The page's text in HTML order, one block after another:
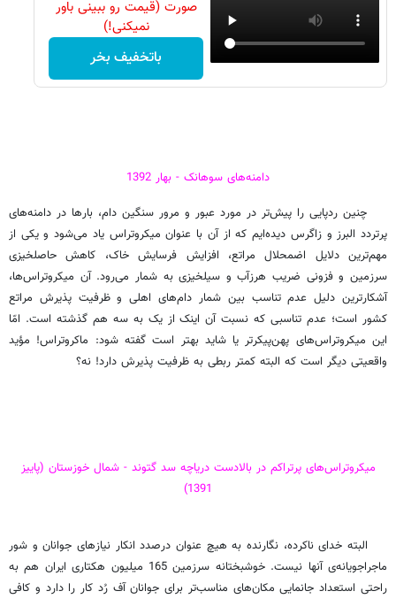
صورت (قیمت رو ببینی باور
نمیکنی!)
باتخفیف بخر
دامنه‌های سوهانک - بهار 1392
چنین ردپایی را پیش‌تر در مورد عبور و مرور سنگین دام، بارها در دامنه‌های
پرتردد البرز و زاگرس دیده‌ایم که از آن با عنوان میکروتراس یاد می‌شود و یکی از
مهم‌ترین دلایل اضمحلال مراتع، افزایش فرسایش خاک، کاهش حاصلخیزی
سرزمین و فزونی ضریب هرزآب و سیلخیزی به شمار می‌رود. آن میکروتراس‌ها،
آشکارترین دلیل عدم تناسب بین شمار دام‌های اهلی و ظرفیت پذیرش مراتع
کشور است؛ عدم تناسبی که نسبت آن اینک از یک به سه هم گذشته است. امّا
این میکروتراس‌های پهن‌پیکرتر یا شاید بهتر است گفته شود: ماکروتراس! مؤید
واقعیتی دیگر است که البته کمتر ربطی به ظرفیت پذیرش دارد! نه؟
میکروتراس‌های پرتراکم در بالادست دریاچه سد گتوند - شمال خوزستان (پاییز
1391)
البته خدای ناکرده، نگارنده به هیچ عنوان درصدد انکار نیازهای جوانان و شور
ماجراجویانه‌ی آنها نیست. خوشبختانه سرزمین 165 میلیون هکتاری ایران هم به
راحتی استعداد جانمایی مکان‌های مناسب‌تر برای جوانان آف رُد کار را دارد و کافی